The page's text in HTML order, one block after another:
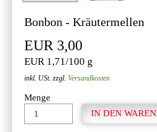
Bonbon - Kräutermellen
EUR 3,00
EUR 1,71/100 g
inkl. USt. zzgl. Versandkosten
Menge